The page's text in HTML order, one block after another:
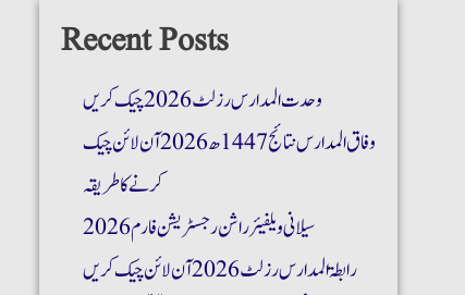
Recent Posts
وحدت المدارس رزلٹ 2026 چیک کریں
وفاق المدارس نتائج 1447ھ 2026 آن لائن چیک
کرنے کا طریقہ
سیلانی ویلفیئر راشن رجسٹریشن فارم 2026
رابطۃ المدارس رزلٹ 2026 آن لائن چیک کریں